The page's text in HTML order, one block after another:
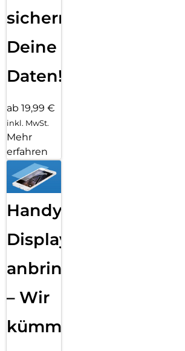
sichern
Deine
Daten!
ab 19,99 €
inkl. MwSt.
Mehr
erfahren
Handy
Displayfolie
anbringen
– Wir
kümmern